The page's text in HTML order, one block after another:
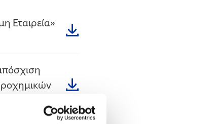
Εταιρεία»